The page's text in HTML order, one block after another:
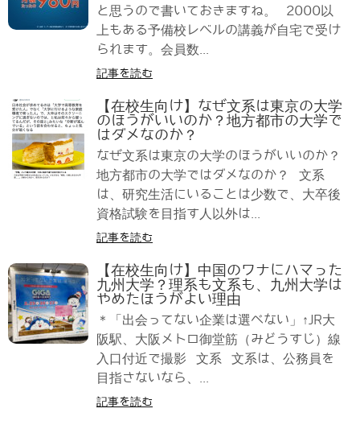
と思うので書いておきますね。 2000以
上もある予備校レベルの講義が自宅で受け
られます。会員数...
記事を読む
【在校生向け】なぜ文系は東京の大学
のほうがいいのか？地方都市の大学で
はダメなのか？
なぜ文系は東京の大学のほうがいいのか？
地方都市の大学ではダメなのか？ 文系
は、研究生活にいることは少数で、大卒後
資格試験を目指す人以外は...
記事を読む
【在校生向け】中国のワナにハマった
九州大学？理系も文系も、九州大学は
やめたほうがよい理由
＊「出会ってない企業は選べない」↑JR大
阪駅、大阪メトロ御堂筋（みどうすじ）線
入口付近で撮影 文系 文系は、公務員を
目指さないなら、...
記事を読む